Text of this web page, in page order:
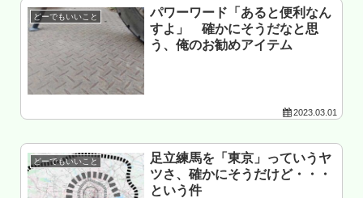
どーでもいいこと
パワーワード「あると便利なん
すよ」 確かにそうだなと思
う、俺のお勧めアイテム
2023.03.01
どーでもいいこと
足立練馬を「東京」っていうヤ
ツさ、確かにそうだけど・・・
という件